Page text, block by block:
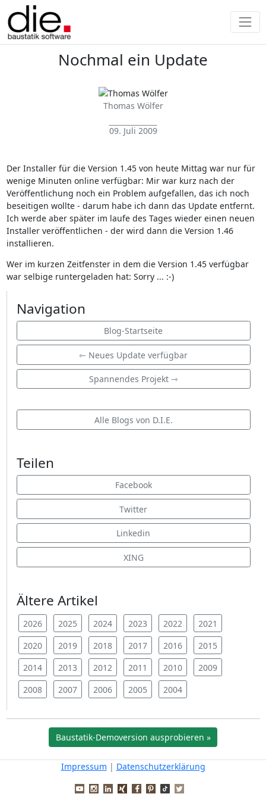
Nochmal ein Update
Thomas Wölfer
09. Juli 2009
Der Installer für die Version 1.45 von heute Mittag war nur für
wenige Minuten online verfügbar: Mir war kurz nach der
Veröffentlichung noch ein Problem aufgefallen, das ich noch
beseitigen wollte - darum habe ich dann das Update entfernt.
Ich werde aber später im laufe des Tages wieder einen neuen
Installer veröffentlichen - der wird dann die Version 1.46
installieren.
Wer im kurzen Zeitfenster in dem die Version 1.45 verfügbar
war selbige runtergeladen hat: Sorry ... :-)
Navigation
Blog-Startseite
⇽ Neues Update verfügbar
Spannendes Projekt ⇾
Alle Blogs von D.I.E.
Teilen
Facebook
Twitter
Linkedin
XING
Ältere Artikel
2026 2025 2024 2023 2022
2021
2020
2019 2018 2017 2016
2015
2014
2013 2012 2011 2010
2009
2008
2007 2006 2005 2004
Baustatik-Demoversion ausprobieren »
Impressum | Datenschutzerklärung